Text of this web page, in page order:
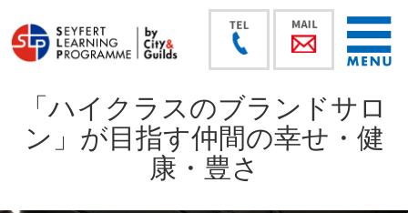
「ハイクラスのブランドサロ
ン」が目指す仲間の幸せ・健
康・豊さ